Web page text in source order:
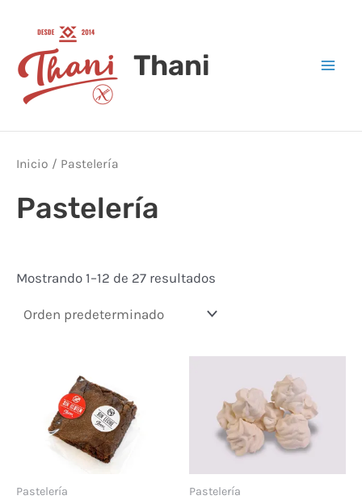
contenido
Thani
Inicio / Pastelería
Pastelería
Mostrando 1–12 de 27 resultados
Pastelería Pastelería